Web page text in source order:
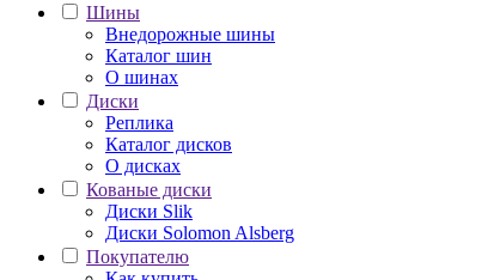
Шины
Внедорожные шины
Каталог шин
О шинах
Диски
Реплика
Каталог дисков
О дисках
Кованые диски
Диски Slik
Диски Solomon Alsberg
Покупателю